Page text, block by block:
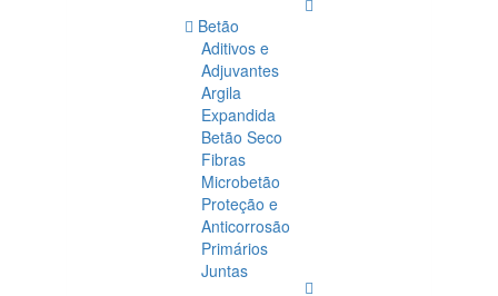
Betão
Aditivos e
Adjuvantes
Argila
Expandida
Betão Seco
Fibras
Microbetão
Proteção e
Anticorrosão
Primários
Juntas